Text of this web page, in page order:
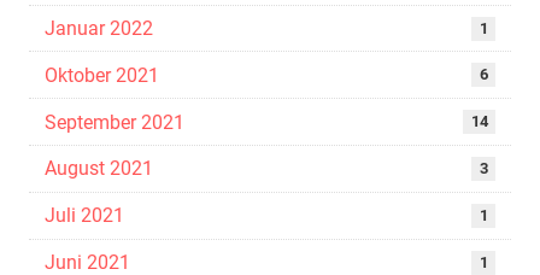
Januar 2022 1
Oktober 2021 6
September 2021 14
August 2021 3
Juli 2021 1
Juni 2021 1